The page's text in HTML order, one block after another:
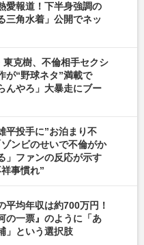
愛報道！下半身強調の
三角水着」公開でネッ
東克樹、不倫相手セクシ
が“野球ネタ”満載で
んやろ」大暴走にブー
平投手に”お泊まり不
ンビのせいで不倫がか
」ファンの反応が示す
事慣れ”
平均年収は約700万円！
の一票』のように「あ
」という選択肢